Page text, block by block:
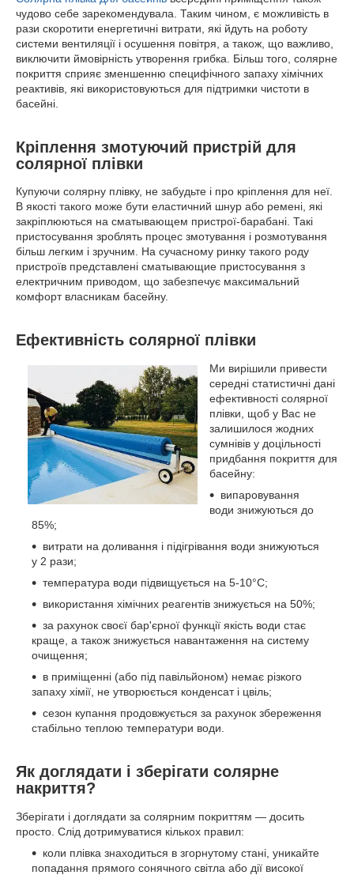
чудово себе зарекомендувала. Таким чином, є можливість в
рази скоротити енергетичні витрати, які йдуть на роботу
системи вентиляції і осушення повітря, а також, що важливо,
виключити ймовірність утворення грибка. Більш того, солярне
покриття сприяє зменшенню специфічного запаху хімічних
реактивів, які використовуються для підтримки чистоти в
басейні.
Кріплення змотуючий пристрій для
солярної плівки
Купуючи солярну плівку, не забудьте і про кріплення для неї.
В якості такого може бути еластичний шнур або ремені, які
закріплюються на сматывающем пристрої-барабані. Такі
пристосування зроблять процес змотування і розмотування
більш легким і зручним. На сучасному ринку такого роду
пристроїв представлені сматывающие пристосування з
електричним приводом, що забезпечує максимальний
комфорт власникам басейну.
Ефективність солярної плівки
Ми вирішили привести
середні статистичні дані
ефективності солярної
плівки, щоб у Вас не
залишилося жодних
сумнівів у доцільності
придбання покриття для
басейну:
випаровування
води знижуються до
85%;
витрати на доливання і підігрівання води знижуються
у 2 рази;
температура води підвищується на 5-10°С;
використання хімічних реагентів знижується на 50%;
за рахунок своєї бар'єрної функції якість води стає
краще, а також знижується навантаження на систему
очищення;
в приміщенні (або під павільйоном) немає різкого
запаху хімії, не утворюється конденсат і цвіль;
сезон купання продовжується за рахунок збереження
стабільно теплою температури води.
Як доглядати і зберігати солярне
накриття?
Зберігати і доглядати за солярним покриттям — досить
просто. Слід дотримуватися кількох правил:
коли плівка знаходиться в згорнутому стані, уникайте
попадання прямого сонячного світла або дії високої